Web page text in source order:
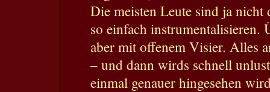
Die meisten Leute sind ja
so einfach instrumentalisieren.
aber mit offenem Visier. Alles
– und dann wirds schnell
einmal genauer hingesehen